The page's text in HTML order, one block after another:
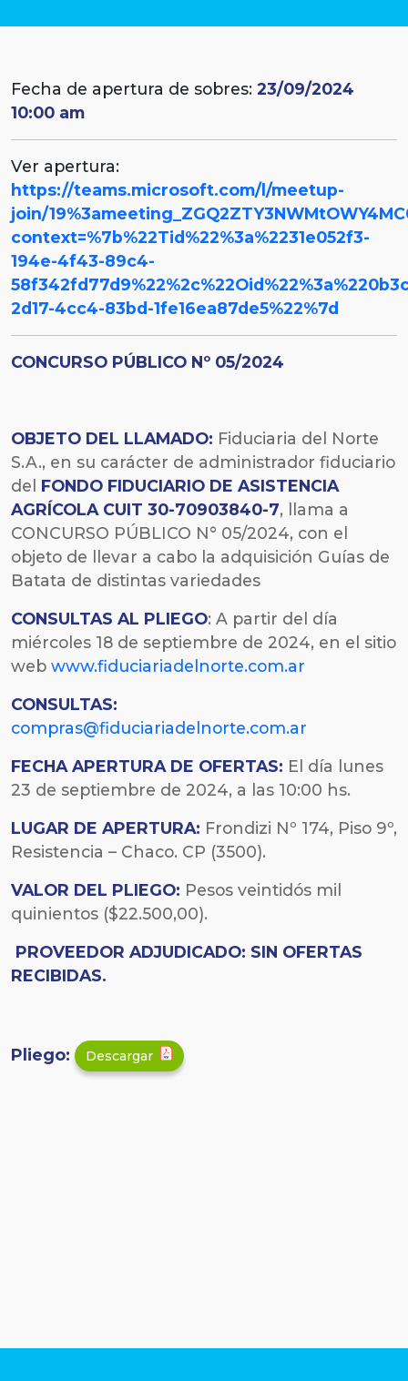
Fecha de apertura de sobres: 23/09/2024
10:00 am
Ver apertura:
https://teams.microsoft.com/l/meetup-
join/
context=%7b%22Tid%22%3a%2231e052f3-
194e-4f43-89c4-
2d17-4cc4-83bd-1fe16ea87de5%22%7d
CONCURSO PÚBLICO Nº 05/2024
OBJETO DEL LLAMADO: Fiduciaria del Norte
S.A., en su carácter de administrador fiduciario
del FONDO FIDUCIARIO DE ASISTENCIA
AGRÍCOLA CUIT 30-70903840-7, llama a
CONCURSO PÚBLICO N° 05/2024, con el
objeto de llevar a cabo la adquisición Guías de
Batata de distintas variedades
CONSULTAS AL PLIEGO: A partir del día
miércoles 18 de septiembre de 2024, en el sitio
web www.fiduciariadelnorte.com.ar
CONSULTAS:
compras@fiduciariadelnorte.com.ar
FECHA APERTURA DE OFERTAS: El día lunes
23 de septiembre de 2024, a las 10:00 hs.
LUGAR DE APERTURA: Frondizi Nº 174, Piso 9º,
Resistencia – Chaco. CP (3500).
VALOR DEL PLIEGO: Pesos veintidós mil
quinientos ($22.500,00).
PROVEEDOR ADJUDICADO: SIN OFERTAS
RECIBIDAS.
Pliego: Descargar